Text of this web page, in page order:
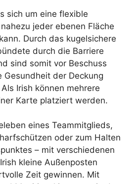
sich um eine flexible
jeder ebenen Fläche
Durch das kugelsichere
durch die Barriere
sind somit vor Beschuss
Gesundheit der Deckung
Irish können mehrere
Karte platziert werden.
eines Teammitglieds,
oder zum Halten
– mit verschiedenen
kleine Außenposten
Zeit gewinnen. Mit